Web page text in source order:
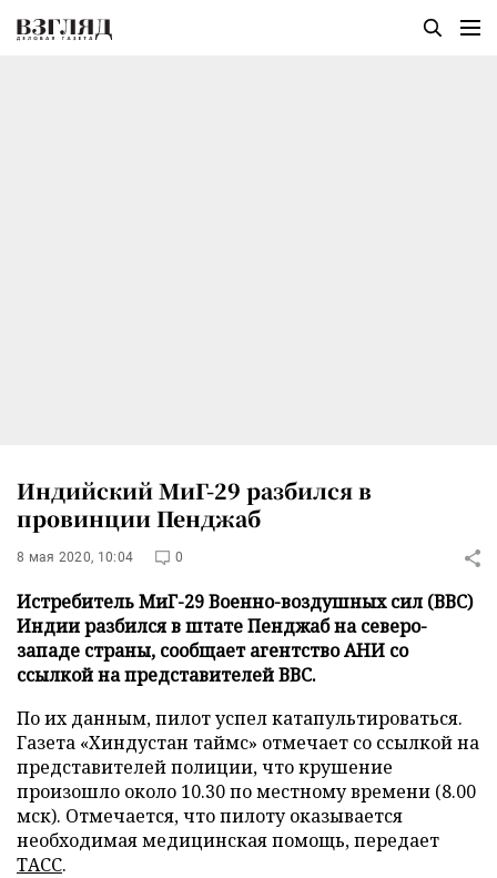
Индийский МиГ-29 разбился в
провинции Пенджаб
8 мая 2020, 10:04 0
Истребитель МиГ-29 Военно-воздушных сил (ВВС)
Индии разбился в штате Пенджаб на северо-
западе страны, сообщает агентство АНИ со
ссылкой на представителей ВВС.
По их данным, пилот успел катапультироваться.
Газета «Хиндустан таймс» отмечает со ссылкой на
представителей полиции, что крушение
произошло около 10.30 по местному времени (8.00
мск). Отмечается, что пилоту оказывается
необходимая медицинская помощь, передает
ТАСС.